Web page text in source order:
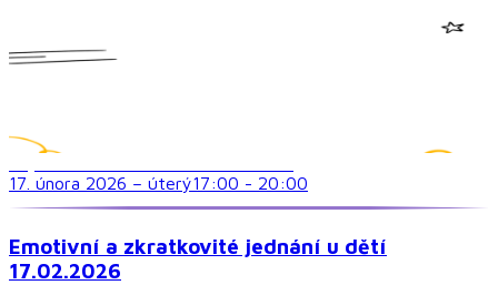
17. února 2026 – úterý17:00 - 20:00
Emotivní a zkratkovité jednání u dětí
17.02.2026